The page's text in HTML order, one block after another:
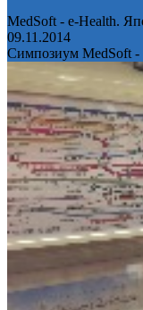
MedSoft - e-Health.
09.11.2014
Симпозиум MedSoft -